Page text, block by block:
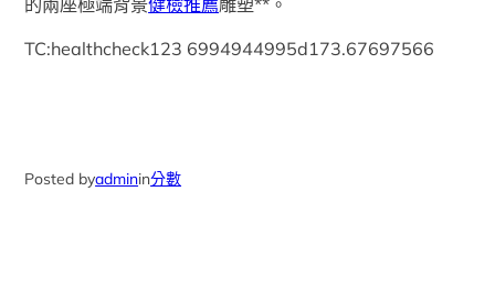
TC:healthcheck123 6994944995d173.67697566
Posted byadminin分數